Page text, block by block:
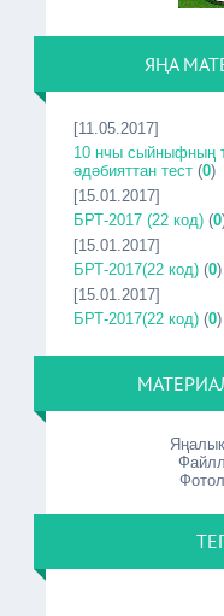
ЯҢА
[11.05.2017]
10 нчы сыйныфның
әдәбияттан тест (0)
[15.01.2017]
БРТ-2017 (22 код) (0
[15.01.2017]
БРТ-2017(22 код) (0)
[15.01.2017]
БРТ-2017(22 код) (0)